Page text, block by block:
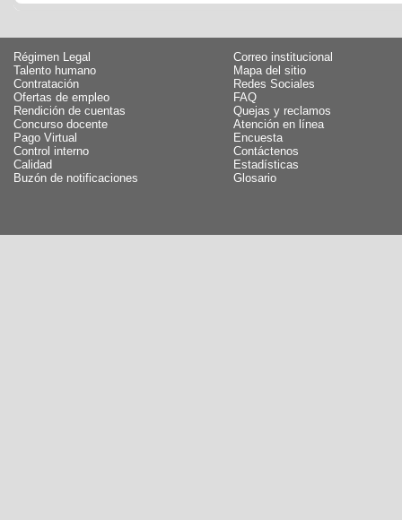
Régimen Legal
Talento humano
Contratación
Ofertas de empleo
Rendición de cuentas
Concurso docente
Pago Virtual
Control interno
Calidad
Buzón de notificaciones
Correo institucional
Mapa del sitio
Redes Sociales
FAQ
Quejas y reclamos
Atención en línea
Encuesta
Contáctenos
Estadísticas
Glosario